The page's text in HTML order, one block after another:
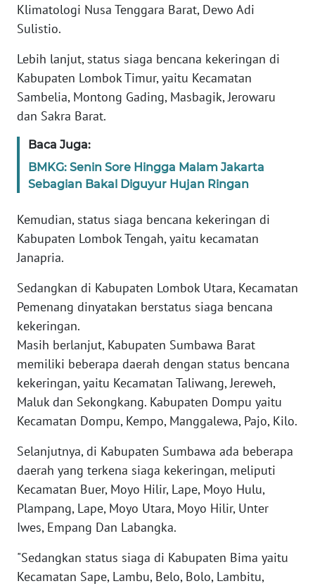
Klimatologi Nusa Tenggara Barat, Dewo Adi
Sulistio.
Lebih lanjut, status siaga bencana kekeringan di
Kabupaten Lombok Timur, yaitu Kecamatan
Sambelia, Montong Gading, Masbagik, Jerowaru
dan Sakra Barat.
Baca Juga:
BMKG: Senin Sore Hingga Malam Jakarta
Sebagian Bakal Diguyur Hujan Ringan
Kemudian, status siaga bencana kekeringan di
Kabupaten Lombok Tengah, yaitu kecamatan
Janapria.
Sedangkan di Kabupaten Lombok Utara, Kecamatan
Pemenang dinyatakan berstatus siaga bencana
kekeringan.
Masih berlanjut, Kabupaten Sumbawa Barat
memiliki beberapa daerah dengan status bencana
kekeringan, yaitu Kecamatan Taliwang, Jereweh,
Maluk dan Sekongkang. Kabupaten Dompu yaitu
Kecamatan Dompu, Kempo, Manggalewa, Pajo, Kilo.
Selanjutnya, di Kabupaten Sumbawa ada beberapa
daerah yang terkena siaga kekeringan, meliputi
Kecamatan Buer, Moyo Hilir, Lape, Moyo Hulu,
Plampang, Lape, Moyo Utara, Moyo Hilir, Unter
Iwes, Empang Dan Labangka.
"Sedangkan status siaga di Kabupaten Bima yaitu
Kecamatan Sape, Lambu, Belo, Bolo, Lambitu,
WN
BANTEN
NTT
WN
KEPRI
WN
PAPUA
WN
PAPUA
BARAT
WN
RIAU
WN
SERAMBI
WN
WN
SULTRA
NTB
WN
SULTENG